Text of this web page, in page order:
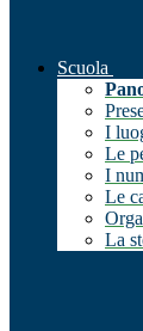
Scuola
I
Le
I
Le
La